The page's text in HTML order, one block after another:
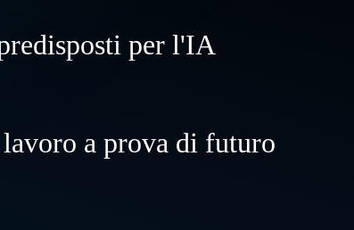
per l'IA
i data center per supportare
e IA ovunque si trovino, con
a prova di futuro